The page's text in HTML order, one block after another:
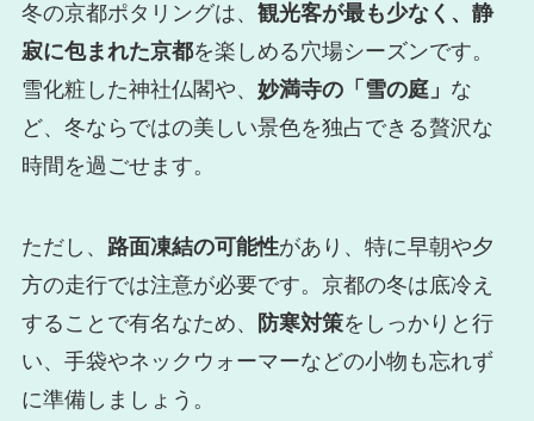
冬の京都ポタリングは、 観光客が最も少なく、静
寂に包まれた京都を楽しめる穴場シーズンです。
雪化粧した神社仏閣や、 妙満寺の「雪の庭」 な
ど、冬ならではの美しい景色を独占できる贅沢な
時間を過ごせます。
ただし、 路面凍結の可能性があり、特に早朝や夕
方の走行では注意が必要です。京都の冬は底冷え
することで有名なため、
防寒対策をしっかりと行
い、手袋やネックウォーマーなどの小物も忘れず
に準備しましょう。